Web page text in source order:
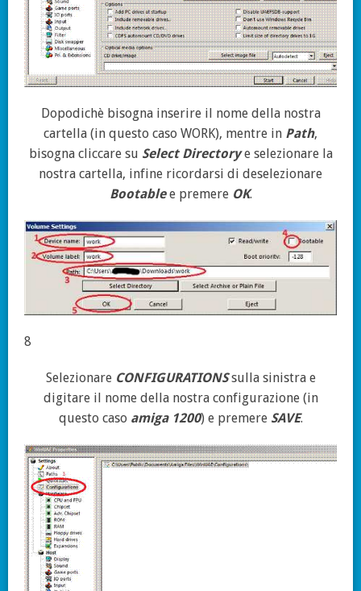
Dopodichè bisogna inserire il nome della nostra
cartella (in questo caso WORK), mentre in Path,
bisogna cliccare su Select Directorye selezionare la
nostra cartella, infine ricordarsi di deselezionare
Bootablee premere OK.
8
Selezionare CONFIGURATIONSsulla sinistra e
digitare il nome della nostra configurazione (in
questo caso amiga 1200) e premere SAVE.